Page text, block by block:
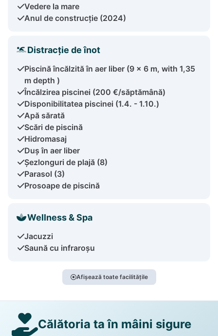
Vedere la mare
Anul de construcție (2024)
Distracție de înot
Piscină încălzită în aer liber (9 x 6 m, with 1,35
m depth )
Încălzirea piscinei (200 €/săptămână)
Disponibilitatea piscinei (1.4. - 1.10.)
Apă sărată
Scări de piscină
Hidromasaj
Duș în aer liber
Șezlonguri de plajă (8)
Parasol (3)
Prosoape de piscină
Wellness & Spa
Jacuzzi
Saună cu infraroșu
Afișează toate facilitățile
Călătoria ta în mâini sigure